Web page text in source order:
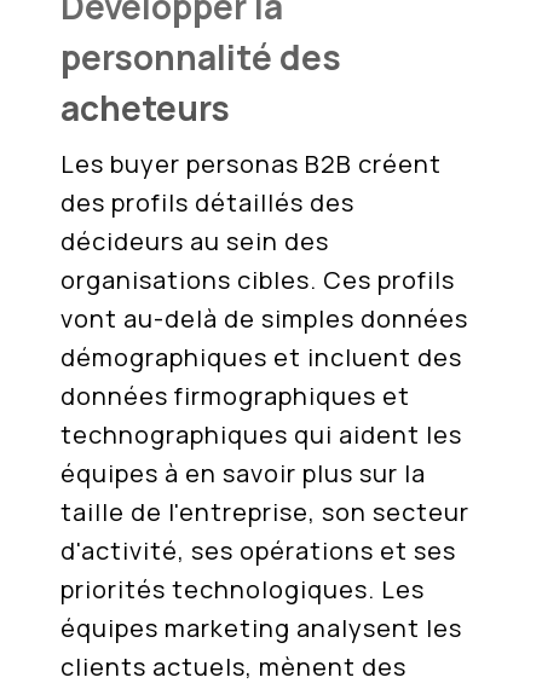
personnalité des
acheteurs
Les buyer personas B2B créent
des profils détaillés des
décideurs au sein des
organisations cibles. Ces profils
vont au-delà de simples données
démographiques et incluent des
données firmographiques et
technographiques qui aident les
équipes à en savoir plus sur la
taille de l'entreprise, son secteur
d'activité, ses opérations et ses
priorités technologiques. Les
équipes marketing analysent les
clients actuels, mènent des